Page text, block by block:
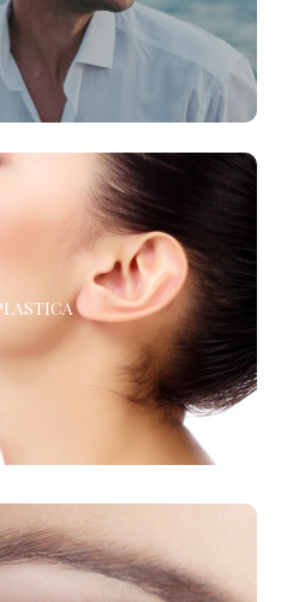
In un solo trattamento.
del naso